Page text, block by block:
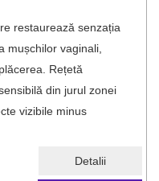
Detalii
restaurează senzația
mușchilor vaginali,
Rețetă
din jurul zonei
vizibile minus